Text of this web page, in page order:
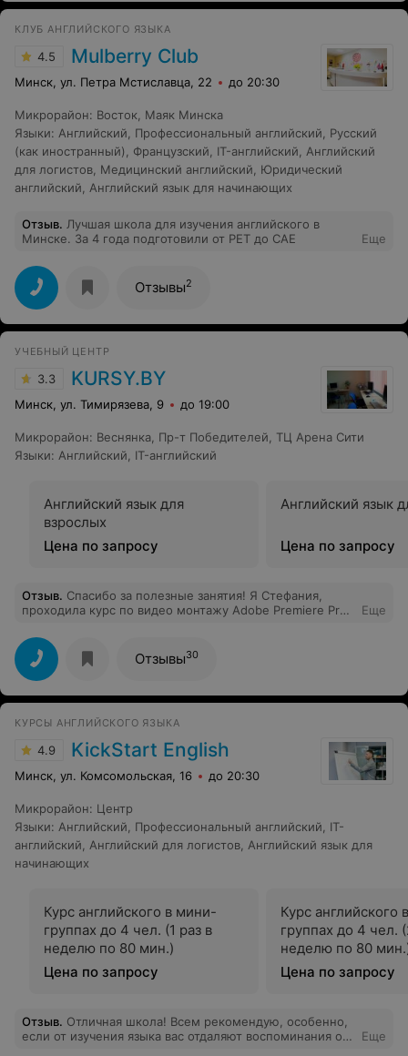
КЛУБ АНГЛИЙСКОГО ЯЗЫКА
4.5 Mulberry Club
Минск, ул. Петра Мстиславца, 22 до 20:30
Микрорайон: Восток Маяк Минска
Языки: Английский Профессиональный английский
Русский
(как иностранный)
Французский IT-английский
Английский
для логистов Медицинский английский
Юридический
английский
Английский язык для начинающих
Отзыв. Лучшая школа для изучения английского в
Минске. За 4 года подготовили от PET до CAE
Еще
Отзывы2
УЧЕБНЫЙ ЦЕНТР
3.3 KURSY.BY
Минск, ул. Тимирязева, 9 до 19:00
Микрорайон: Веснянка Пр-т Победителей
ТЦ Арена Сити
Языки: Английский IT-английский
Английский язык для
взрослых
Цена по запросу
Английский язык
Цена по запросу
Отзыв. Спасибо за полезные занятия! Я Cтефания,
проходила курс по видео монтажу Adobe Premiere Pro,
Effects. Все понравилось, учитель хорошо, а главное
понятно объясняет. Учителю Михаилу выражаю
отдельную благодарность за то, что дали мне новые
знания, фишки, которые я не знала. Он помог мне
систематизировать все то, что было понятно и
не сухая информация, она совмещалась с практикой;
преподаватель отвечал на вопросы открыто; было
дано много того, что вряд-ли скажут в интернете)
Когда пришла, были еще проблемы не только по
материалу, но и с ноутбуком. Рассказали и объяснили
буду тратить деньги на разные сервисы ремонта
ноутбука :) Еще понравилось удобное расписание и
комфортные условия занятий, ведь тут преподавалось
уделяли много времени, несмотря на группу людей!
Еще
Отзывы30
КУРСЫ АНГЛИЙСКОГО ЯЗЫКА
4.9 KickStart English
Минск, ул. Комсомольская, 16 до 20:30
Микрорайон: Центр
Языки: Английский Профессиональный английский
IT-
английский
Английский для логистов Английский язык для
начинающих
Курс английского в мини-
группах до 4 чел. (1 раз в
неделю по 80 мин.)
Цена по запросу
Курс английского
группах до 4 чел.
неделю по 80
Цена по запросу
Отзыв. Отличная школа! Всем рекомендую, особенно,
если от изучения языка вас отдаляют воспоминания об
Еще